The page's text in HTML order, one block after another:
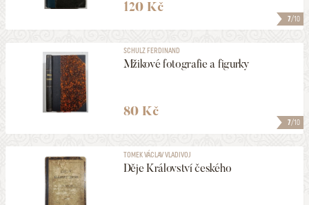
7/10
120 Kč
7/10
SCHULZ FERDINAND
Mžikové fotografie a figurky
80 Kč
TOMEK VÁCLAV VLADIVOJ
Děje Království českého